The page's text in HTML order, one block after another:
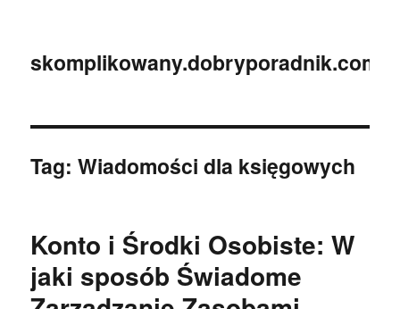
Tag:Wiadomości dla księgowych
Konto i Środki Osobiste: W
jaki sposób Świadome